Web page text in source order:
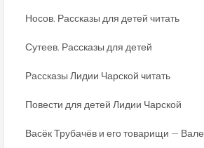
Носов. Рассказы для детей читать
Сутеев. Рассказы для детей
Рассказы Лидии Чарской читать
Повести для детей Лидии Чарской
Васёк Трубачёв и его товарищи —